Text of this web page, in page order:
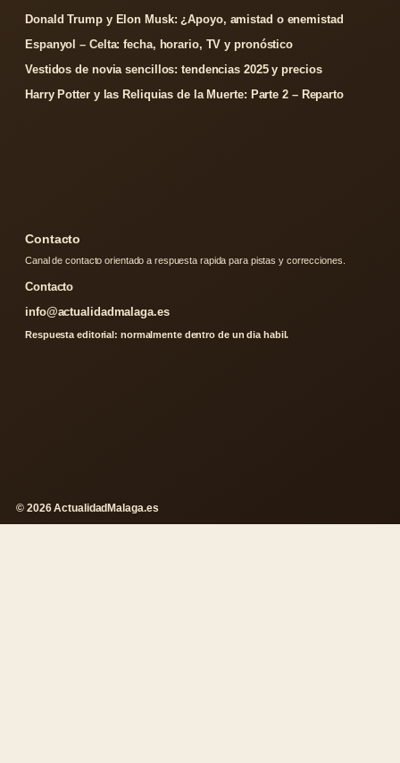
Donald Trump y Elon Musk: ¿Apoyo, amistad o enemistad
Espanyol – Celta: fecha, horario, TV y pronóstico
Vestidos de novia sencillos: tendencias 2025 y precios
Harry Potter y las Reliquias de la Muerte: Parte 2 – Reparto
Contacto
Canal de contacto orientado a respuesta rapida para pistas y correcciones.
Contacto
info@actualidadmalaga.es
Respuesta editorial: normalmente dentro de un dia habil.
© 2026 ActualidadMalaga.es